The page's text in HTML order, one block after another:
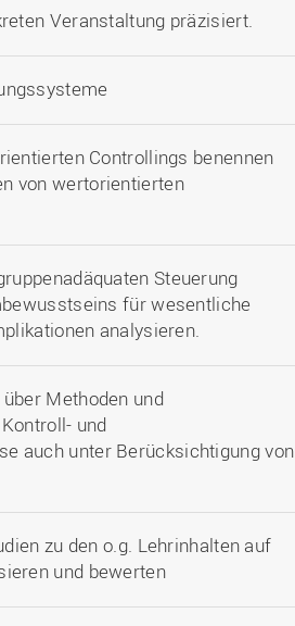
Veranstaltung präzisiert.
Controllings benennen
von wertorientierten
Steuerung
für wesentliche
analysieren.
Methoden und
und
auch unter Berücksichtigung von
zu den o.g. Lehrinhalten auf
und bewerten